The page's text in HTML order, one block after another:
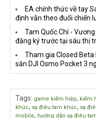
EA chính thức về tay
định vẫn theo đuổi chiến
Tam Quốc Chí -
đăng ký trước tại sáu thị
Tham gia Closed Beta
săn DJI Osmo Pocket 3
Tags: game kiếm hiệp, kiếm
khúc, xạ điêu tam khúc, xạ
mobile, hướng dẫn xạ điêu